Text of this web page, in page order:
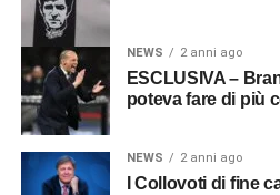
NEWS 2 anni ago
ESCLUSIVA –
poteva fare di più
NEWS 2 anni ago
I Collovoti di fine